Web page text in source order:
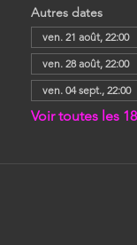
Autres dates
ven. 21 août, 22:00
ven. 28 août, 22:00
ven. 04 sept., 22:00
Voir toutes les